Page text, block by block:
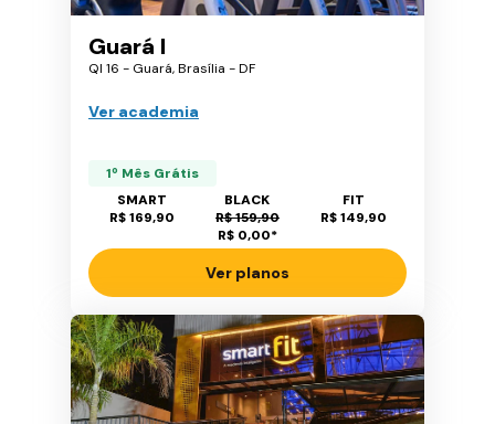
Guará I
QI 16 - Guará, Brasília - DF
Ver academia
1º Mês Grátis
SMART
R$ 169,90
BLACK
R$ 159,90
R$ 0,00*
FIT
R$ 149,90
Ver planos